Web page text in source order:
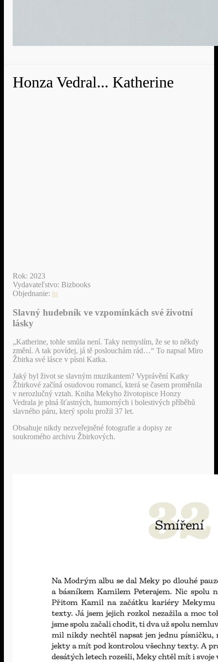
Honza Vedral... Katherine
Rok: 2023
Vydavateľstvo: Bizbooks
Objednanie: tu
Slavný hudebník ve vzpomínkách své životní
lásky
„Katherine, tohle smůla není. Taky nemyslím, že se to někdy
změní. A tak povídej, já tě poslouchám rád…“ To napsal Miro
Žbirka své lásce v písni Katka.
Jaký byl život se slavným muzikantem? Vyprávění Katky
Žbirkové začíná osudovou romancí, která se časem proměnila
v nerozlučný vztah. Kniha Mekyho životopisce Honzy
Vedrala je plná šťastných, humorných i bolestivých příběhů
slavného páru, který spolu prožil 37 let.
Obsahuje nikdy nezveřejněné fotografie a dopisy ze
soukromého archivu Žbirkových.